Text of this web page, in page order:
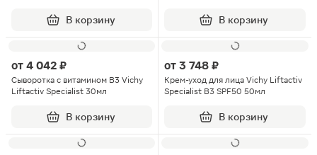
В корзину В корзину
от 4 042 ₽
Сыворотка с витамином В3 Vichy
Liftactiv Specialist 30мл
В корзину
от 3 748 ₽
Крем-уход для лица Vichy Liftactiv
Specialist В3 SPF50 50мл
В корзину